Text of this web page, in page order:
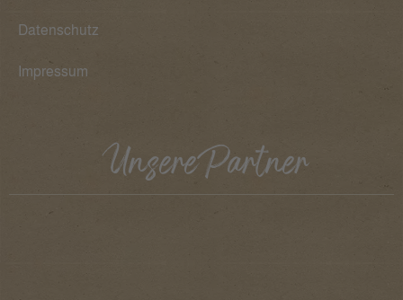
Datenschutz
Impressum
Unsere Partner